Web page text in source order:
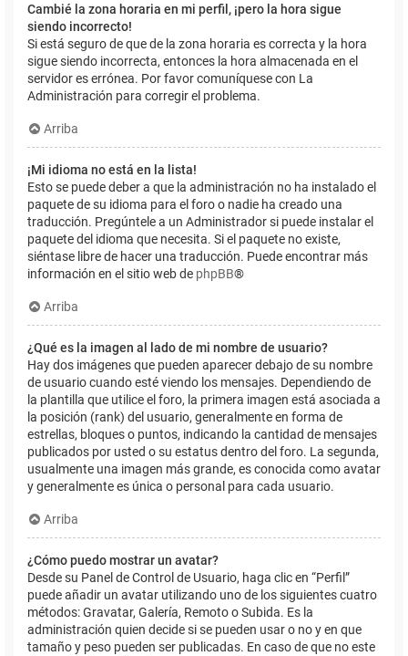
Cambié la zona horaria en mi perfil, ¡pero la hora sigue
siendo incorrecto!
Si está seguro de que de la zona horaria es correcta y la hora
sigue siendo incorrecta, entonces la hora almacenada en el
servidor es errónea. Por favor comuníquese con La
Administración para corregir el problema.
Arriba
¡Mi idioma no está en la lista!
Esto se puede deber a que la administración no ha instalado el
paquete de su idioma para el foro o nadie ha creado una
traducción. Pregúntele a un Administrador si puede instalar el
paquete del idioma que necesita. Si el paquete no existe,
siéntase libre de hacer una traducción. Puede encontrar más
información en el sitio web de phpBB®
Arriba
¿Qué es la imagen al lado de mi nombre de usuario?
Hay dos imágenes que pueden aparecer debajo de su nombre
de usuario cuando esté viendo los mensajes. Dependiendo de
la plantilla que utilice el foro, la primera imagen está asociada a
la posición (rank) del usuario, generalmente en forma de
estrellas, bloques o puntos, indicando la cantidad de mensajes
publicados por usted o su estatus dentro del foro. La segunda,
usualmente una imagen más grande, es conocida como avatar
y generalmente es única o personal para cada usuario.
Arriba
¿Cómo puedo mostrar un avatar?
Desde su Panel de Control de Usuario, haga clic en “Perfil”
puede añadir un avatar utilizando uno de los siguientes cuatro
métodos: Gravatar, Galería, Remoto o Subida. Es la
administración quien decide si se pueden usar o no y en que
tamaño y peso pueden ser publicadas. En caso de que no este